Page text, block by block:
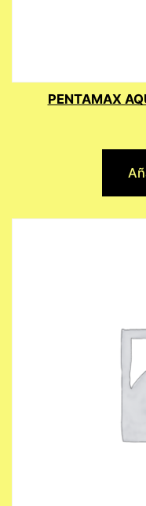
PENTAMAX